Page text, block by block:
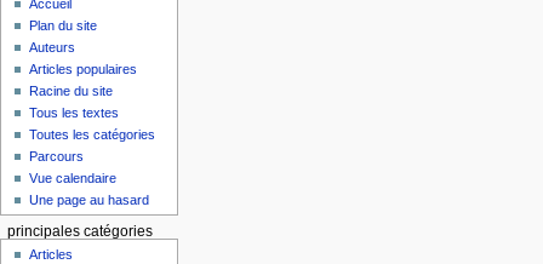
Accueil
Plan du site
Auteurs
Articles populaires
Racine du site
Tous les textes
Toutes les catégories
Parcours
Vue calendaire
Une page au hasard
principales catégories
Articles